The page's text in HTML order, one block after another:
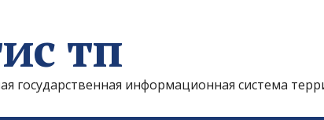
государственная информационная система